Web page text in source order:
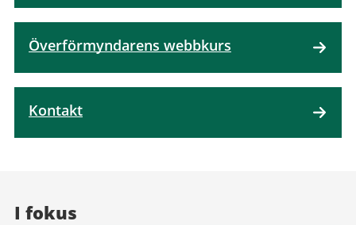
Överförmyndarens webbkurs
Kontakt
I fokus